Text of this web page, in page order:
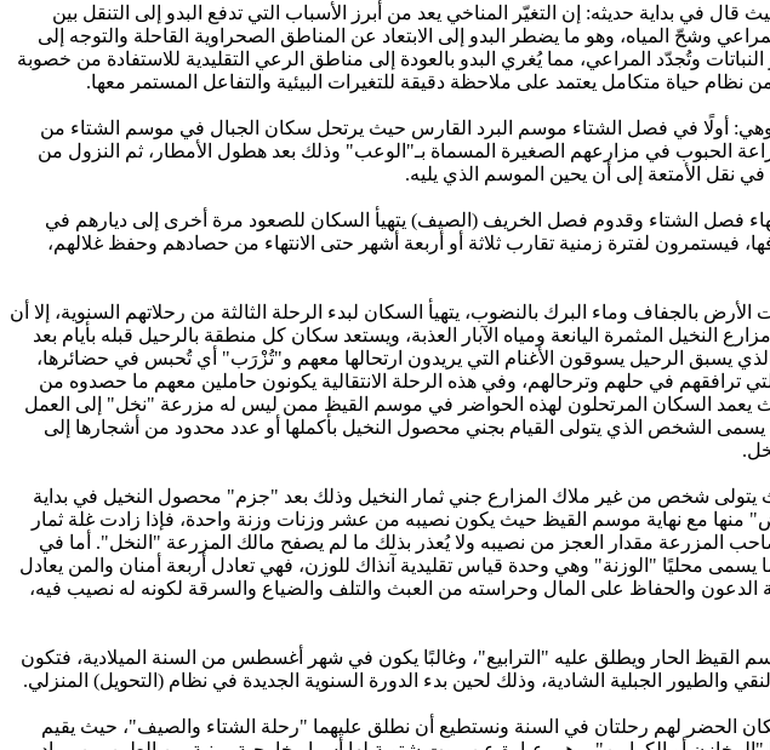
بداية حديثه: إن التغيّر المناخي يعد من أبرز الأسباب التي تدفع البدو إلى التنقل بين
المياه، وهو ما يضطر البدو إلى الابتعاد عن المناطق الصحراوية القاحلة والتوجه إلى
وتُجدّد المراعي، مما يُغري البدو بالعودة إلى مناطق الرعي التقليدية للاستفادة من خصوبة
حياة متكامل يعتمد على ملاحظة دقيقة للتغيرات البيئية والتفاعل المستمر معها.
وهي: أولًا في فصل الشتاء موسم البرد القارس حيث يرتحل سكان الجبال في موسم الشتاء من
الحبوب في مزارعهم الصغيرة المسماة بـ"الوعب" وذلك بعد هطول الأمطار، ثم النزول من
نقل الأمتعة إلى أن يحين الموسم الذي يليه.
الشتاء وقدوم فصل الخريف (الصيف) يتهيأ السكان للصعود مرة أخرى إلى ديارهم في
فيستمرون لفترة زمنية تقارب ثلاثة أو أربعة أشهر حتى الانتهاء من حصادهم وحفظ غلالهم،
بالجفاف وماء البرك بالنضوب، يتهيأ السكان لبدء الرحلة الثالثة من رحلاتهم السنوية، إلا أن
المثمرة اليانعة ومياه الآبار العذبة، ويستعد سكان كل منطقة بالرحيل قبله بأيام بعد
يسبق الرحيل يسوقون الأغنام التي يريدون ارتحالها معهم و"تُزْرَب" أي تُحبس في حضائرها،
في حلهم وترحالهم، وفي هذه الرحلة الانتقالية يكونون حاملين معهم ما حصدوه من
يعمد السكان المرتحلون لهذه الحواضر في موسم القيظ ممن ليس له مزرعة "نخل" إلى العمل
الشخص الذي يتولى القيام بجني محصول النخيل بأكملها أو عدد محدود من أشجارها إلى
شخص من غير ملاك المزارع جني ثمار النخيل وذلك بعد "جزم" محصول النخيل في بداية
مع نهاية موسم القيظ حيث يكون نصيبه من عشر وزنات وزنة واحدة، فإذا زادت غلة ثمار
المزرعة مقدار العجز من نصيبه ولا يُعذر بذلك ما لم يصفح مالك المزرعة "النخل". أما في
يسمى محليًا "الوزنة" وهي وحدة قياس تقليدية آنذاك للوزن، فهي تعادل أربعة أمنان والمن يعادل
الدعون والحفاظ على المال وحراسته من العبث والتلف والضياع والسرقة لكونه له نصيب فيه،
القيظ الحار ويطلق عليه "الترابيع"، وغالبًا يكون في شهر أغسطس من السنة الميلادية، فتكون
والطيور الجبلية الشادية، وذلك لحين بدء الدورة السنوية الجديدة في نظام (التحويل) المنزلي.
الحضر لهم رحلتان في السنة ونستطيع أن نطلق عليهما "رحلة الشتاء والصيف"، حيث يقيم